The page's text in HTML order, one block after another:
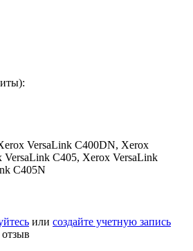
VersaLink C400DN, Xerox
C405, Xerox VersaLink
C405N
или создайте учетную запись